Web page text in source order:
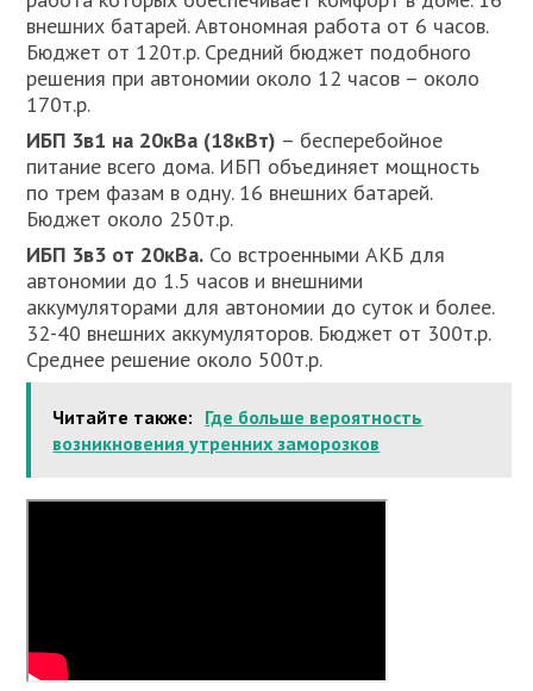
внешних батарей. Автономная работа от 6 часов.
Бюджет от 120т.р. Средний бюджет подобного
решения при автономии около 12 часов – около
170т.р.
ИБП 3в1 на 20кВа (18кВт) – бесперебойное
питание всего дома. ИБП объединяет мощность
по трем фазам в одну. 16 внешних батарей.
Бюджет около 250т.р.
ИБП 3в3 от 20кВа. Со встроенными АКБ для
автономии до 1.5 часов и внешними
аккумуляторами для автономии до суток и более.
32-40 внешних аккумуляторов. Бюджет от 300т.р.
Среднее решение около 500т.р.
Читайте также: Где больше вероятность
возникновения утренних заморозков